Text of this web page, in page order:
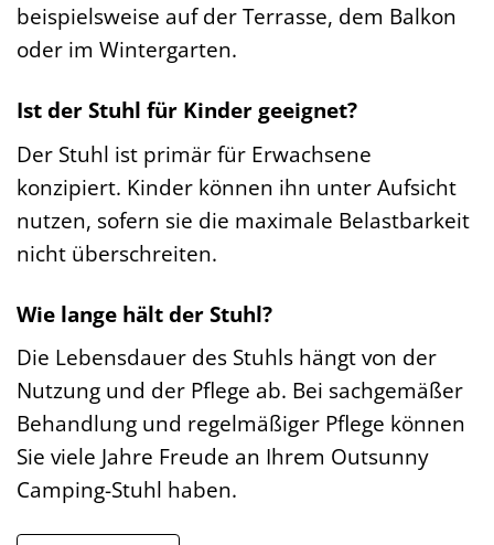
beispielsweise auf der Terrasse, dem Balkon
oder im Wintergarten.
Ist der Stuhl für Kinder geeignet?
Der Stuhl ist primär für Erwachsene
konzipiert. Kinder können ihn unter Aufsicht
nutzen, sofern sie die maximale Belastbarkeit
nicht überschreiten.
Wie lange hält der Stuhl?
Die Lebensdauer des Stuhls hängt von der
Nutzung und der Pflege ab. Bei sachgemäßer
Behandlung und regelmäßiger Pflege können
Sie viele Jahre Freude an Ihrem Outsunny
Camping-Stuhl haben.